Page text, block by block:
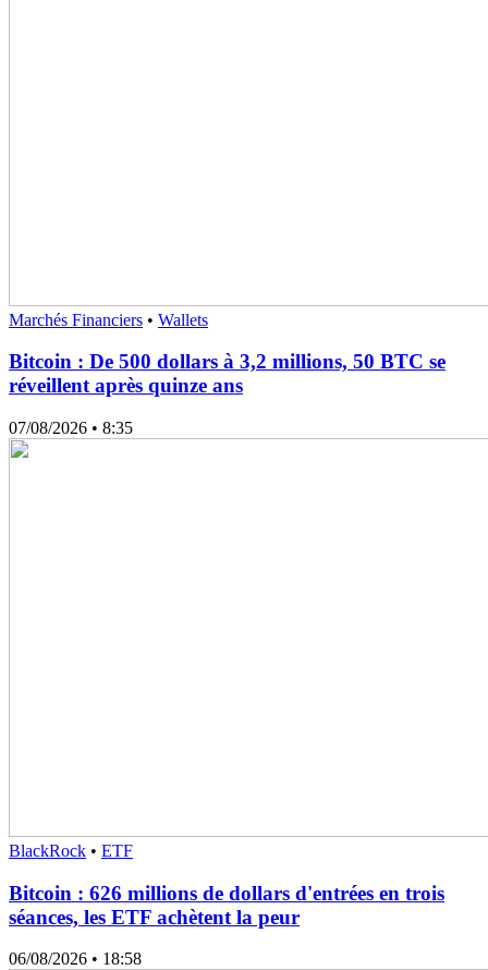
Marchés Financiers • Wallets
Bitcoin : De 500 dollars à 3,2 millions, 50 BTC se
réveillent après quinze ans
07/08/2026 • 8:35
BlackRock • ETF
Bitcoin : 626 millions de dollars d'entrées en trois
séances, les ETF achètent la peur
06/08/2026 • 18:58